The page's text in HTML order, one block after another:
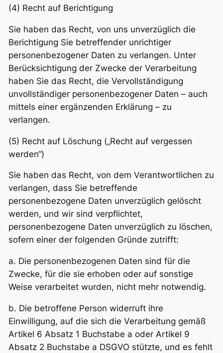
(4) Recht auf Berichtigung
Sie haben das Recht, von uns unverzüglich die
Berichtigung Sie betreffender unrichtiger
personenbezogener Daten zu verlangen. Unter
Berücksichtigung der Zwecke der Verarbeitung
haben Sie das Recht, die Vervollständigung
unvollständiger personenbezogener Daten – auch
mittels einer ergänzenden Erklärung – zu
verlangen.
(5) Recht auf Löschung („Recht auf vergessen
werden“)
Sie haben das Recht, von dem Verantwortlichen zu
verlangen, dass Sie betreffende
personenbezogene Daten unverzüglich gelöscht
werden, und wir sind verpflichtet,
personenbezogene Daten unverzüglich zu löschen,
sofern einer der folgenden Gründe zutrifft:
a. Die personenbezogenen Daten sind für die
Zwecke, für die sie erhoben oder auf sonstige
Weise verarbeitet wurden, nicht mehr notwendig.
b. Die betroffene Person widerruft ihre
Einwilligung, auf die sich die Verarbeitung gemäß
Artikel 6 Absatz 1 Buchstabe a oder Artikel 9
Absatz 2 Buchstabe a DSGVO stützte, und es fehlt